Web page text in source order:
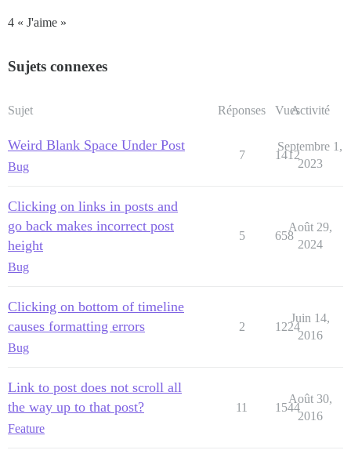
4 « J'aime »
Sujets connexes
Sujet Réponses VuesActivité
Weird Blank Space Under Post
Bug
7 1412
Septembre 1,
2023
Clicking on links in posts and
go back makes incorrect post
height
Bug
5 658
Août 29,
2024
Clicking on bottom of timeline
causes formatting errors
Bug
2 1224
Juin 14,
2016
Link to post does not scroll all
the way up to that post?
Feature
11 1544
Août 30,
2016